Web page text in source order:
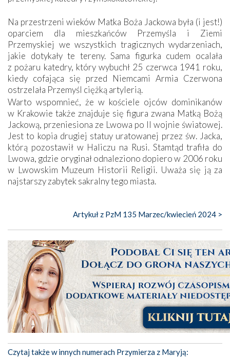
Na przestrzeni wieków Matka Boża Jackowa była (i jest!)
oparciem dla mieszkańców Przemyśla i Ziemi
Przemyskiej we wszystkich tragicznych wydarzeniach,
jakie dotykały te tereny. Sama figurka cudem ocalała
z pożaru katedry, który wybuchł 25 czerwca 1941 roku,
kiedy cofająca się przed Niemcami Armia Czerwona
ostrzelała Przemyśl ciężką artylerią.
Warto wspomnieć, że w kościele ojców dominikanów
w Krakowie także znajduje się figura zwana Matką Bożą
Jackową, przeniesiona ze Lwowa po II wojnie światowej.
Jest to kopia drugiej statuy uratowanej przez św. Jacka,
którą pozostawił w Haliczu na Rusi. Stamtąd trafiła do
Lwowa, gdzie oryginał odnaleziono dopiero w 2006 roku
w Lwowskim Muzeum Historii Religii. Uważa się ją za
najstarszy zabytek sakralny tego miasta.
Artykuł z PzM 135 Marzec/kwiecień 2024 >
Czytaj także w innych numerach Przymierza z Maryją: